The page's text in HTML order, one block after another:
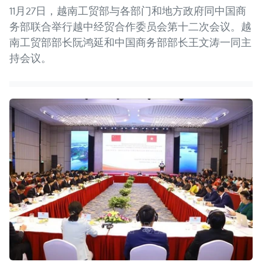
11月27日，越南工贸部与各部门和地方政府同中国商
务部联合举行越中经贸合作委员会第十二次会议。越
南工贸部部长阮鸿延和中国商务部部长王文涛一同主
持会议。